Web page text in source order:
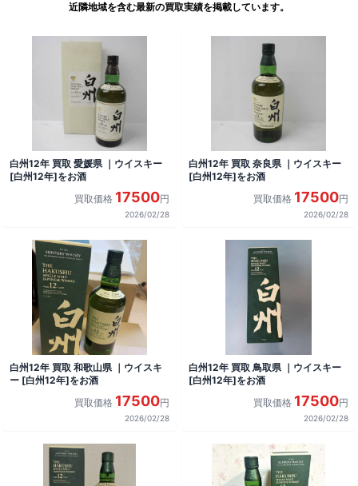
近隣地域を含む最新の買取実績を掲載しています。
白州12年 買取 愛媛県 ｜ウイスキー
[白州12年]をお酒
買取価格 17500円
2026/02/28
白州12年 買取 奈良県 ｜ウイスキー
[白州12年]をお酒
買取価格 17500円
2026/02/28
白州12年 買取 和歌山県 ｜ウイスキ
ー [白州12年]をお酒
買取価格 17500円
2026/02/28
白州12年 買取 鳥取県 ｜ウイスキー
[白州12年]をお酒
買取価格 17500円
2026/02/28